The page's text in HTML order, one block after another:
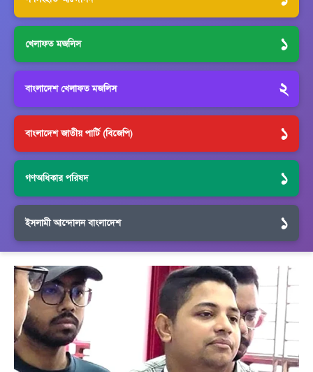
খেলাফত মজলিস ১
বাংলাদেশ খেলাফত মজলিস ২
বাংলাদেশ জাতীয় পার্টি (বিজেপি) ১
গণঅধিকার পরিষদ ১
ইসলামী আন্দোলন বাংলাদেশ ১